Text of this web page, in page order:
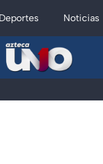
Deportes Noticias